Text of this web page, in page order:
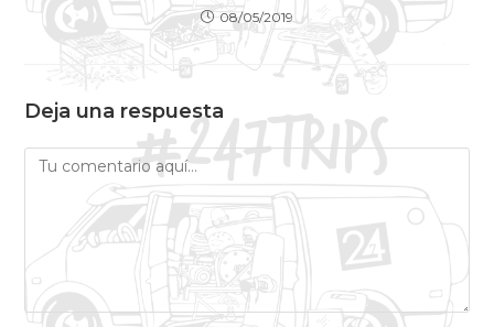
08/05/2019
Deja una respuesta